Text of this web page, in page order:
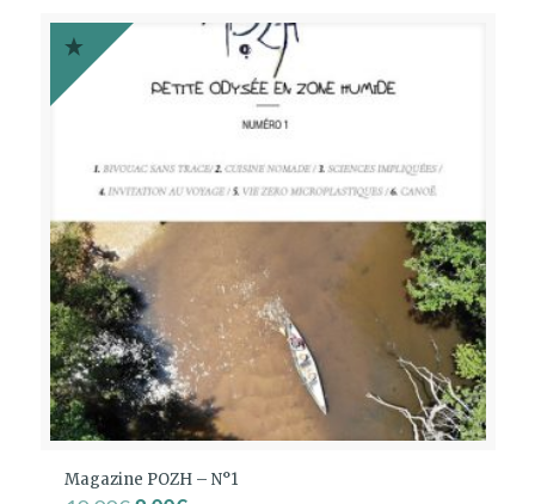
Magazine POZH – N°1